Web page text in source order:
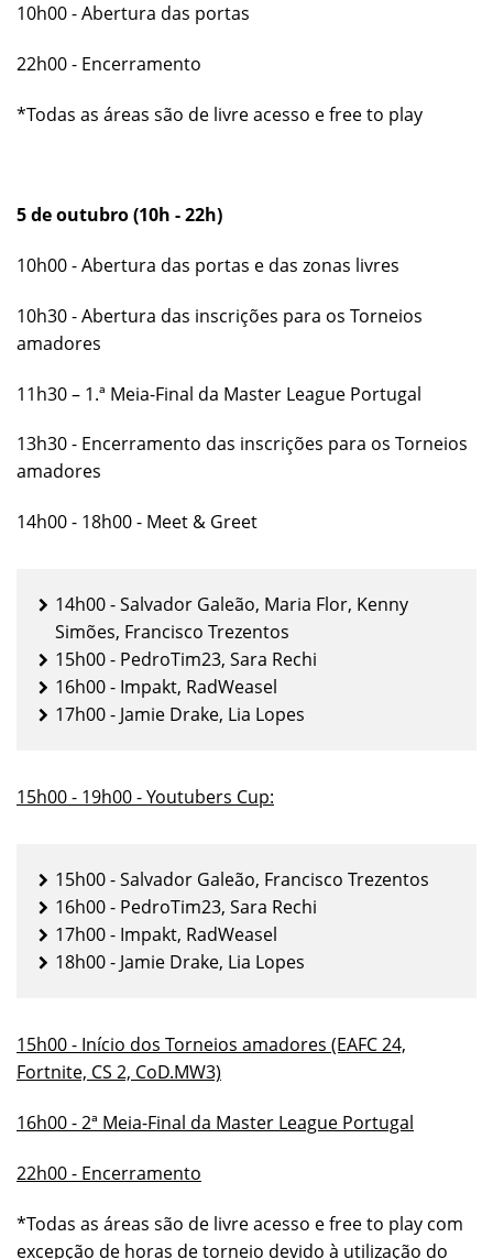
10h00 - Abertura das portas
22h00 - Encerramento
*Todas as áreas são de livre acesso e free to play
5 de outubro (10h - 22h)
10h00 - Abertura das portas e das zonas livres
10h30 - Abertura das inscrições para os Torneios
amadores
11h30 – 1.ª Meia-Final da Master League Portugal
13h30 - Encerramento das inscrições para os Torneios
amadores
14h00 - 18h00 - Meet & Greet
14h00 - Salvador Galeão, Maria Flor, Kenny
Simões, Francisco Trezentos
15h00 - PedroTim23, Sara Rechi
16h00 - Impakt, RadWeasel
17h00 - Jamie Drake, Lia Lopes
15h00 - 19h00 - Youtubers Cup:
15h00 - Salvador Galeão, Francisco Trezentos
16h00 - PedroTim23, Sara Rechi
17h00 - Impakt, RadWeasel
18h00 - Jamie Drake, Lia Lopes
15h00 - Início dos Torneios amadores (EAFC 24,
Fortnite, CS 2, CoD.MW3)
16h00 - 2ª Meia-Final da Master League Portugal
22h00 - Encerramento
*Todas as áreas são de livre acesso e free to play com
excepção de horas de torneio devido à utilização do